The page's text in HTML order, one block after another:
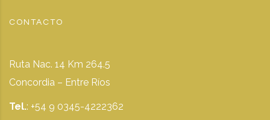
CONTACTO
Ruta Nac. 14 Km 264.5
Concordia – Entre Ríos
Tel.: +54 9 0345-4222362